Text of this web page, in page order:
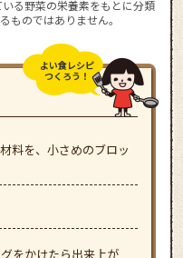
る野菜の栄養素をもとに分類
ものではありません。
よい食レシピ
つくろう！
料を、小さめのブロッ
をかけたら出来上が